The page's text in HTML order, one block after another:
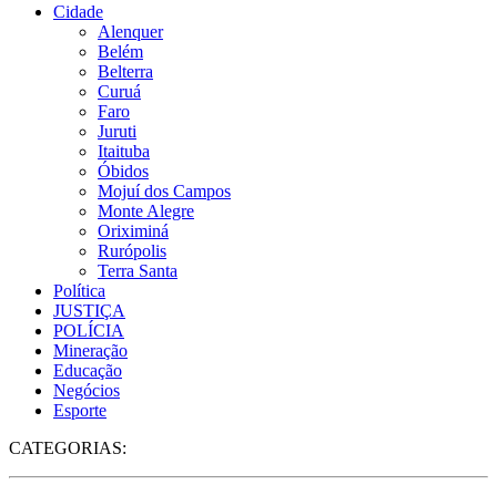
Cidade
Alenquer
Belém
Belterra
Curuá
Faro
Juruti
Itaituba
Óbidos
Mojuí dos Campos
Monte Alegre
Oriximiná
Rurópolis
Terra Santa
Política
JUSTIÇA
POLÍCIA
Mineração
Educação
Negócios
Esporte
CATEGORIAS: